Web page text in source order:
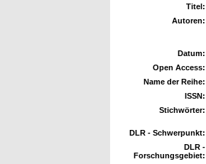
Titel:
Autoren:
Datum:
Open Access:
Name der Reihe:
ISSN:
Stichwörter:
DLR - Schwerpunkt:
DLR -
Forschungsgebiet: